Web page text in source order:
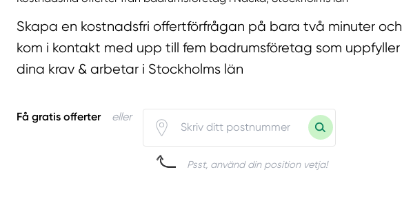
Skapa en kostnadsfri offertförfrågan på bara två minuter och
kom i kontakt med upp till fem badrumsföretag som uppfyller
dina krav & arbetar i Stockholms län
Få gratis offerter eller
Psst, använd din position vetja!